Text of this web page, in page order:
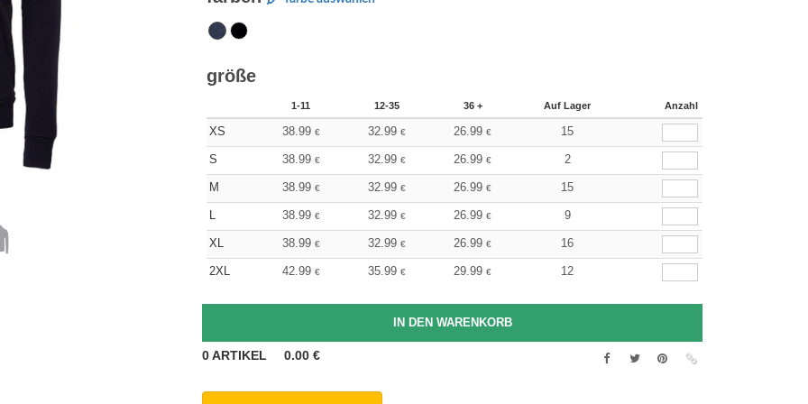
größe
1-11 12-35 36 + Auf Lager Anzahl
XS 38.99 € 32.99 € 26.99 € 15
S 38.99 € 32.99 € 26.99 € 2
M 38.99 € 32.99 € 26.99 € 15
L 38.99 € 32.99 € 26.99 € 9
XL 38.99 € 32.99 € 26.99 € 16
2XL 42.99 € 35.99 € 29.99 € 12
0ARTIKEL 0.00 €